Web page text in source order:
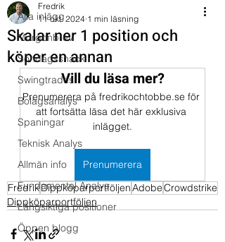
Alla inlägg
Morgonbrev
Söndagssnack
Swingtrades
Bolagsanalys
Spaningar
Teknisk Analys
Allmän info
Fundamental Analys
Långsiktiga positioner
Öppen blogg
Skalar ner 1 position och
köper en annan
Fredrik
11 okt. 2024 1 min läsning
Vill du läsa mer?
Prenumerera på fredrikochtobbe.se för
att fortsätta läsa det här exklusiva
inlägget.
Prenumerera
FredrikDippköparportföljenAdobeCrowdstrike
Dippköparportföljen